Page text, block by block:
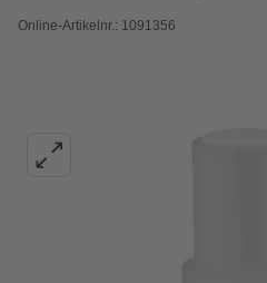
Online-Artikelnr.: 1091356